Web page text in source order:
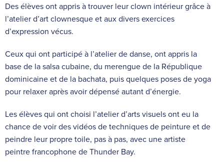
Des élèves ont appris à trouver leur clown intérieur grâce à
l’atelier d’art clownesque et aux divers exercices
d’expression vécus.
Ceux qui ont participé à l’atelier de danse, ont appris la
base de la salsa cubaine, du merengue de la République
dominicaine et de la bachata, puis quelques poses de yoga
pour relaxer après avoir dépensé autant d’énergie.
Les élèves qui ont choisi l’atelier d’arts visuels ont eu la
chance de voir des vidéos de techniques de peinture et de
peindre leur propre toile, pas à pas, avec une artiste
peintre francophone de Thunder Bay.